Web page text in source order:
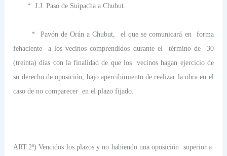
* J.J. Paso de Suipacha a Chubut.
* Pavón de Orán a Chubut, el que se comunicará en
forma
fehaciente
a los vecinos comprendidos durante el término de
30
(treinta) días con la finalidad de que los
vecinos hagan ejercicio de
su derecho de oposición, bajo apercibimiento de realizar la obra en el
caso de no comparecer en el plazo fijado.
ART.2º) Vencidos los plazos y no habiendo una oposición
superior a